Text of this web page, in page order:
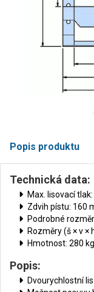
Popis produktu
Technická data:
Max. lisovací
Zdvih pístu: 160
Podrobné
Rozměry (š × v ×
Hmotnost: 280 kg
Popis:
Dvourychlostní